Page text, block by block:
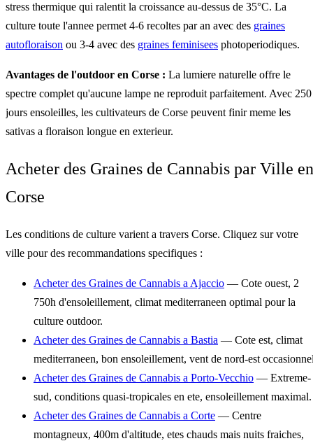
stress thermique qui ralentit la croissance au-dessus de 35°C. La
culture toute l'annee permet 4-6 recoltes par an avec des graines
autofloraison ou 3-4 avec des graines feminisees photoperiodiques.
Avantages de l'outdoor en Corse : La lumiere naturelle offre le
spectre complet qu'aucune lampe ne reproduit parfaitement. Avec 250
jours ensoleilles, les cultivateurs de Corse peuvent finir meme les
sativas a floraison longue en exterieur.
Acheter des Graines de Cannabis par Ville en
Corse
Les conditions de culture varient a travers Corse. Cliquez sur votre
ville pour des recommandations specifiques :
Acheter des Graines de Cannabis a Ajaccio — Cote ouest, 2
750h d'ensoleillement, climat mediterraneen optimal pour la
culture outdoor.
Acheter des Graines de Cannabis a Bastia — Cote est, climat
mediterraneen, bon ensoleillement, vent de nord-est
Acheter des Graines de Cannabis a Porto-Vecchio — Extreme-
sud, conditions quasi-tropicales en ete, ensoleillement maximal.
Acheter des Graines de Cannabis a Corte — Centre
montagneux, 400m d'altitude, etes chauds mais nuits fraiches,